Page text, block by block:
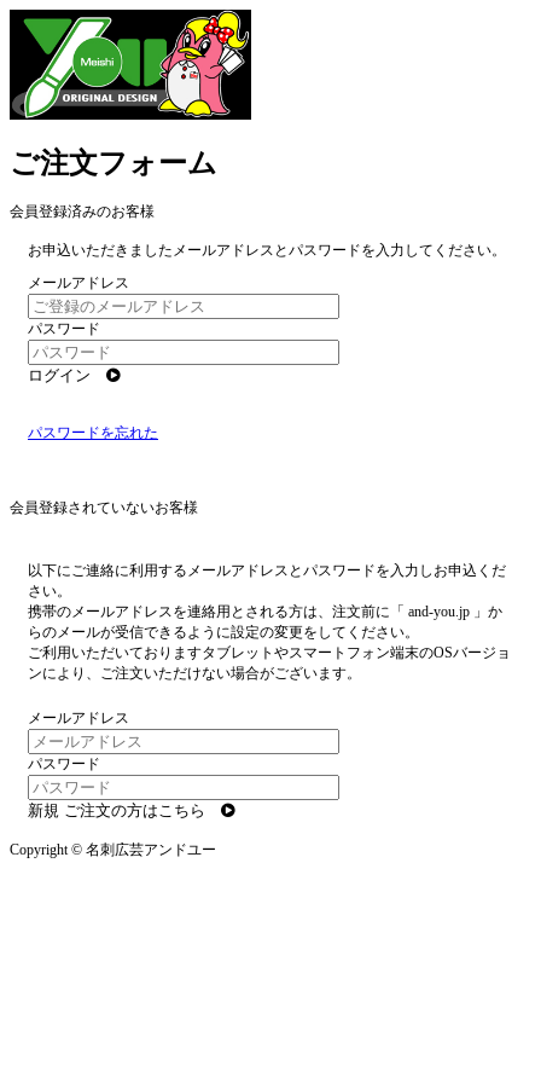
ご注文フォーム
会員登録済みのお客様
お申込いただきましたメールアドレスとパスワードを入力してください。
メールアドレス
パスワード
ログイン
パスワードを忘れた
会員登録されていないお客様
以下にご連絡に利用するメールアドレスとパスワードを入力しお申込くだ
さい。
携帯のメールアドレスを連絡用とされる方は、注文前に「 and-you.jp 」か
らのメールが受信できるように設定の変更をしてください。
ご利用いただいておりますタブレットやスマートフォン端末のOSバージョ
ンにより、ご注文いただけない場合がございます。
メールアドレス
パスワード
新規 ご注文の方はこちら
Copyright © 名刺広芸アンドユー